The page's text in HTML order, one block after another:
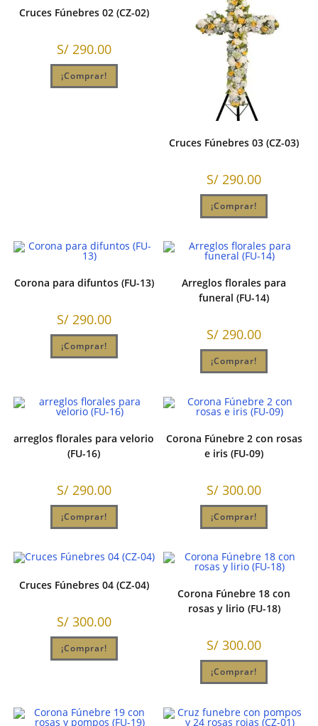
Cruces Fúnebres 02 (CZ-02)
S/290.00
¡Comprar!
Cruces Fúnebres 03 (CZ-03)
S/ 290.00
¡Comprar!
Corona para difuntos (FU-13)
S/290.00
¡Comprar!
Arreglos florales para
funeral (FU-14)
S/ 290.00
¡Comprar!
arreglos florales para velorio
(FU-16)
S/290.00
¡Comprar!
Corona Fúnebre 2 con rosas
e iris (FU-09)
S/ 300.00
¡Comprar!
Cruces Fúnebres 04 (CZ-04)
S/300.00
¡Comprar!
Corona Fúnebre 18 con
rosas y lirio (FU-18)
S/ 300.00
¡Comprar!